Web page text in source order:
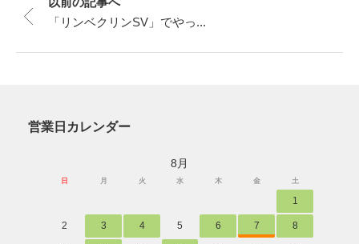
「リンベクリンSV」でやっ...
営業日カレンダー
8月
日 月 火 水 木 金 土
1
2 3 4 5 6 7 8